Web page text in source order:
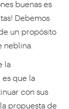
buenas es
Debemos
un propósito
neblina.
la
que la
con sus
propuesta de